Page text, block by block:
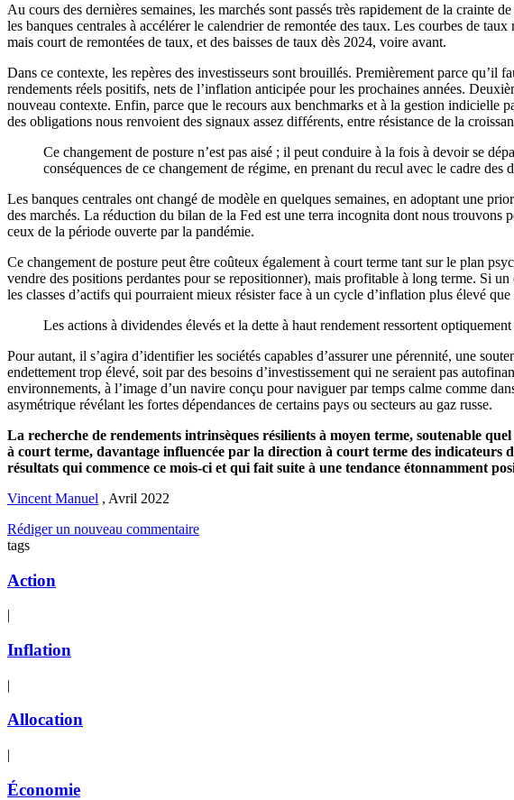
Au cours des dernières semaines, les marchés sont passés très rapidement de la
les banques centrales à accélérer le calendrier de remontée des taux. Les courbes de
mais court de remontées de taux, et des baisses de taux dès 2024, voire avant.
Dans ce contexte, les repères des investisseurs sont brouillés. Premièrement parce qu’il
rendements réels positifs, nets de l’inflation anticipée pour les prochaines années.
nouveau contexte. Enfin, parce que le recours aux benchmarks et à la gestion indicielle
des obligations nous renvoient des signaux assez différents, entre résistance de la
Ce changement de posture n’est pas aisé ; il peut conduire à la fois à devoir se
conséquences de ce changement de régime, en prenant du recul avec le cadre des
Les banques centrales ont changé de modèle en quelques semaines, en adoptant une
des marchés. La réduction du bilan de la Fed est une terra incognita dont nous
ceux de la période ouverte par la pandémie.
Ce changement de posture peut être coûteux également à court terme tant sur le plan
vendre des positions perdantes pour se repositionner), mais profitable à long terme. Si
les classes d’actifs qui pourraient mieux résister face à un cycle d’inflation plus élevé
Les actions à dividendes élevés et la dette à haut rendement ressortent
Pour autant, il s’agira d’identifier les sociétés capables d’assurer une pérennité, une
endettement trop élevé, soit par des besoins d’investissement qui ne seraient pas
environnements, à l’image d’un navire conçu pour naviguer par temps calme comme
asymétrique révélant les fortes dépendances de certains pays ou secteurs au gaz russe.
La recherche de rendements intrinsèques résilients à moyen terme, soutenable
à court terme, davantage influencée par la direction à court terme des indicateurs
résultats qui commence ce mois-ci et qui fait suite à une tendance étonnamment
Vincent Manuel , Avril 2022
Rédiger un nouveau commentaire
tags
Action
|
Inflation
|
Allocation
|
Économie